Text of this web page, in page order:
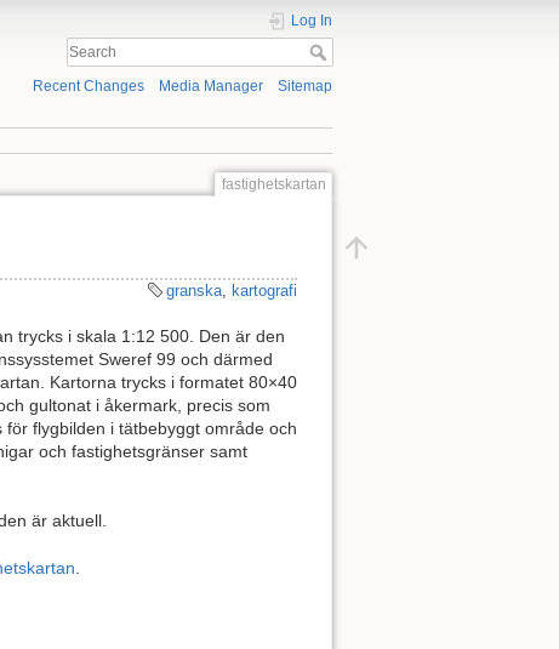
Log In
Recent Changes Media Manager Sitemap
fastighetskartan
granska, kartografi
trycks i skala 1:12 500. Den är den
Sweref 99 och därmed
Kartorna trycks i formatet 80×40
gultonat i åkermark, precis som
för flygbilden i tätbebyggt område och
och fastighetsgränser samt
är aktuell.